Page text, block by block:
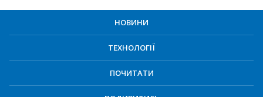
НОВИНИ
ТЕХНОЛОГІЇ
ПОЧИТАТИ